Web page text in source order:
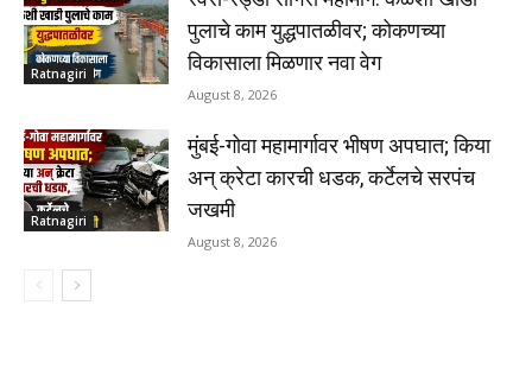
Ratnagiri
पुलाचे काम युद्धपातळीवर; कोकणच्या
विकासाला मिळणार नवा वेग
August 8, 2026
Ratnagiri
मुंबई-गोवा महामार्गावर भीषण अपघात; किया
अन् क्रेटा कारची धडक, कर्टेलचे सरपंच
जखमी
August 8, 2026